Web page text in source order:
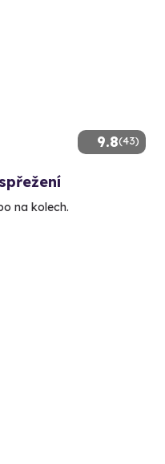
9.8(43)
na kolech.